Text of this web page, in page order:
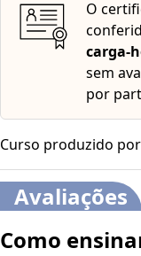
O
carga-
sem
por
Curso produzido
Avaliações
Como